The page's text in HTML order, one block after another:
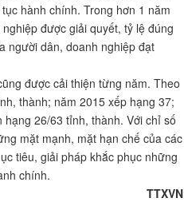
hành chính. Trong hơn 1 năm
được giải quyết, tỷ lệ đúng
người dân, doanh nghiệp đạt
được cải thiện từng năm. Theo
thành; năm 2015 xếp hạng 37;
26/63 tỉnh, thành. Với chỉ số
mặt mạnh, mặt hạn chế của các
tiêu, giải pháp khắc phục những
chính.
TTXVN